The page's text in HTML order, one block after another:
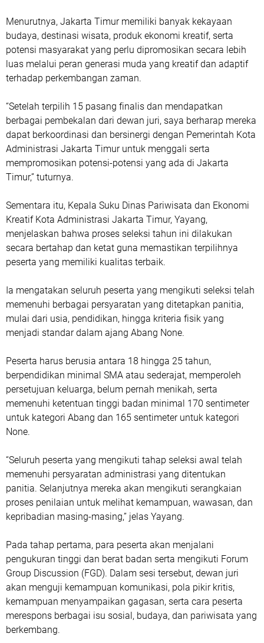
Menurutnya, Jakarta Timur memiliki banyak kekayaan
budaya, destinasi wisata, produk ekonomi kreatif, serta
potensi masyarakat yang perlu dipromosikan secara lebih
luas melalui peran generasi muda yang kreatif dan adaptif
terhadap perkembangan zaman.
“Setelah terpilih 15 pasang finalis dan mendapatkan
berbagai pembekalan dari dewan juri, saya berharap mereka
dapat berkoordinasi dan bersinergi dengan Pemerintah Kota
Administrasi Jakarta Timur untuk menggali serta
mempromosikan potensi-potensi yang ada di Jakarta
Timur,” tuturnya.
Sementara itu, Kepala Suku Dinas Pariwisata dan Ekonomi
Kreatif Kota Administrasi Jakarta Timur, Yayang,
menjelaskan bahwa proses seleksi tahun ini dilakukan
secara bertahap dan ketat guna memastikan terpilihnya
peserta yang memiliki kualitas terbaik.
Ia mengatakan seluruh peserta yang mengikuti seleksi telah
memenuhi berbagai persyaratan yang ditetapkan panitia,
mulai dari usia, pendidikan, hingga kriteria fisik yang
menjadi standar dalam ajang Abang None.
Peserta harus berusia antara 18 hingga 25 tahun,
berpendidikan minimal SMA atau sederajat, memperoleh
persetujuan keluarga, belum pernah menikah, serta
memenuhi ketentuan tinggi badan minimal 170 sentimeter
untuk kategori Abang dan 165 sentimeter untuk kategori
None.
“Seluruh peserta yang mengikuti tahap seleksi awal telah
memenuhi persyaratan administrasi yang ditentukan
panitia. Selanjutnya mereka akan mengikuti serangkaian
proses penilaian untuk melihat kemampuan, wawasan, dan
kepribadian masing-masing,” jelas Yayang.
Pada tahap pertama, para peserta akan menjalani
pengukuran tinggi dan berat badan serta mengikuti Forum
Group Discussion (FGD). Dalam sesi tersebut, dewan juri
akan menguji kemampuan komunikasi, pola pikir kritis,
kemampuan menyampaikan gagasan, serta cara peserta
merespons berbagai isu sosial, budaya, dan pariwisata yang
berkembang.